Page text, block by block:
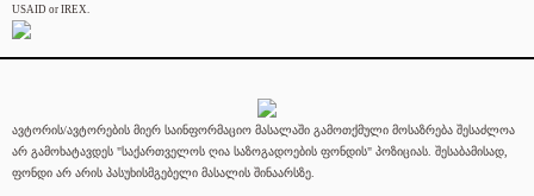
USAID or IREX.
ავტორის/ავტორების მიერ საინფორმაციო მასალაში გამოთქმული მოსაზრება შესაძლოა
არ გამოხატავდეს "საქართველოს ღია საზოგადოების ფონდის" პოზიციას. შესაბამისად,
ფონდი არ არის პასუხისმგებელი მასალის შინაარსზე.